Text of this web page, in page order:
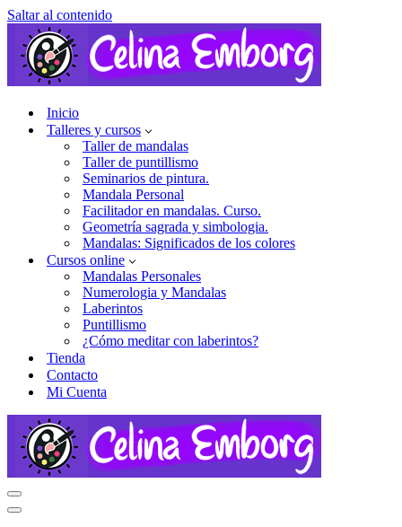
Saltar al contenido
Inicio
Talleres y cursos
Taller de mandalas
Taller de puntillismo
Seminarios de pintura.
Mandala Personal
Facilitador en mandalas. Curso.
Geometría sagrada y simbologia.
Mandalas: Significados de los colores
Cursos online
Mandalas Personales
Numerologia y Mandalas
Laberintos
Puntillismo
¿Cómo meditar con laberintos?
Tienda
Contacto
Mi Cuenta
Menú
de
Menú